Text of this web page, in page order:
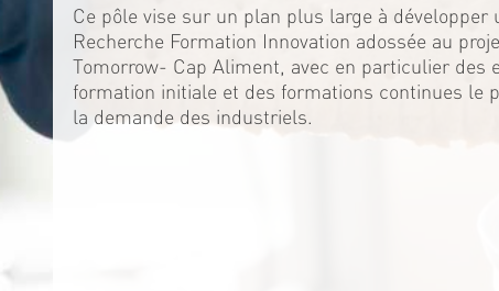
Ce pôle vise sur un plan plus large à développer
Recherche Formation Innovation adossée au
Tomorrow- Cap Aliment, avec en particulier des
formation initiale et des formations continues le
la demande des industriels.